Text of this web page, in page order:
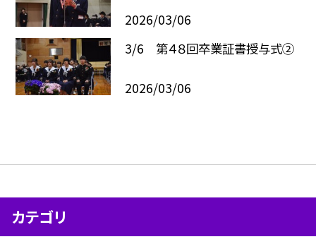
2026/03/06
3/6 第４８回卒業証書授与式②
2026/03/06
カテゴリ